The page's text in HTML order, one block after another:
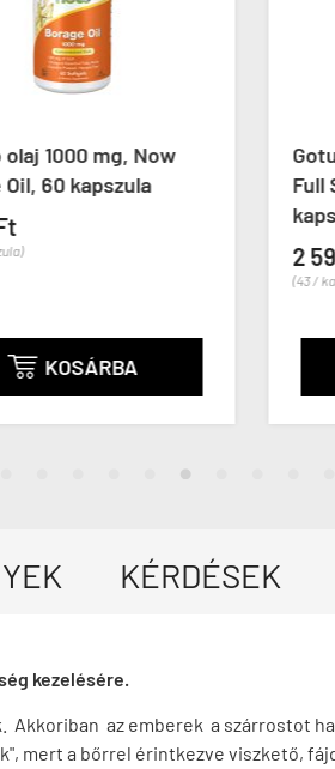
1000 mg, Now
60 kapszula
 KOSÁRBA
Full
2
(43 /
KÉRDÉSEK
kezelésére.
az emberek a szárrostot
mert a bőrrel érintkezve viszkető,